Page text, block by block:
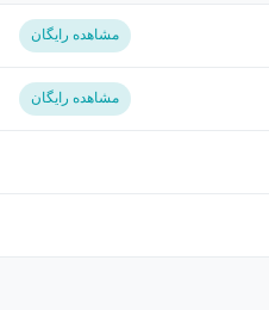
مشاهده رایگان
مشاهده رایگان